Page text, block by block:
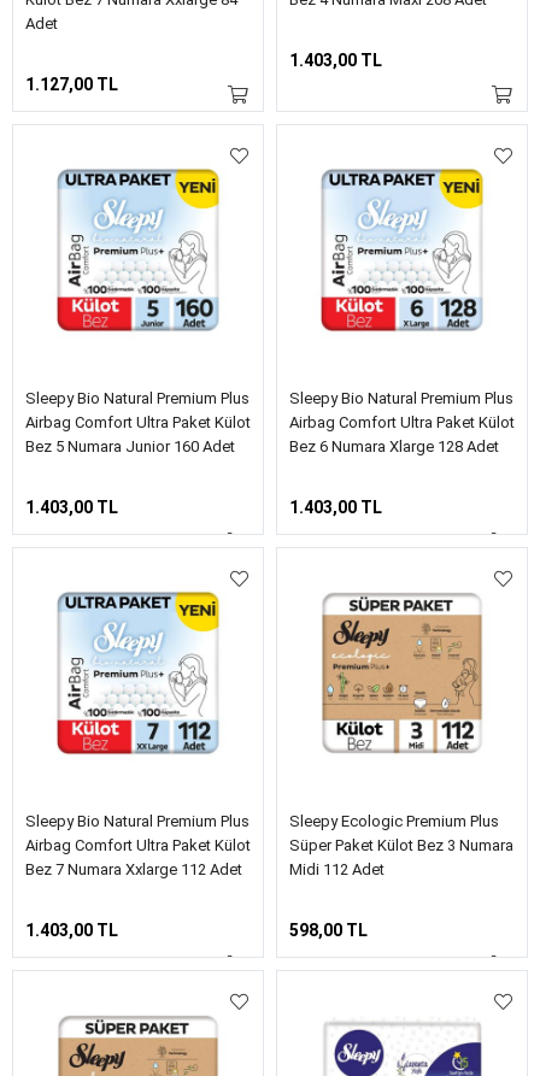
Adet
1.127,00 TL
1.403,00 TL
Sleepy Bio Natural Premium Plus
Airbag Comfort Ultra Paket Külot
Bez 5 Numara Junior 160 Adet
1.403,00 TL
Sleepy Bio Natural Premium Plus
Airbag Comfort Ultra Paket Külot
Bez 6 Numara Xlarge 128 Adet
1.403,00 TL
Sleepy Bio Natural Premium Plus
Airbag Comfort Ultra Paket Külot
Bez 7 Numara Xxlarge 112 Adet
1.403,00 TL
Sleepy Ecologic Premium Plus
Süper Paket Külot Bez 3 Numara
Midi 112 Adet
598,00 TL